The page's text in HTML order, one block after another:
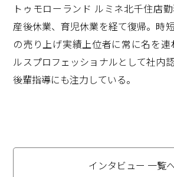
トゥモローランド ルミネ北千住店
産後休業、育児休業を経て復帰。時
の売り上げ実績上位者に常に名を
ルスプロフェッショナルとして社内
後輩指導にも注力している。
インタビュー 一覧